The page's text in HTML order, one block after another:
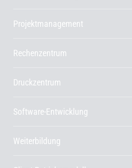
Projektmanagement
Rechenzentrum
Druckzentrum
Software-Entwicklung
Weiterbildung